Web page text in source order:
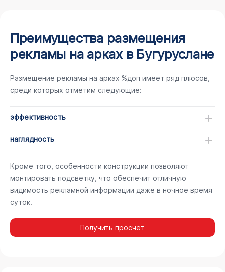
Преимущества размещения
рекламы на арках в Бугуруслане
Размещение рекламы на арках %доп имеет ряд плюсов,
среди которых отметим следующие:
эффективность
наглядность
Кроме того, особенности конструкции позволяют
монтировать подсветку, что обеспечит отличную
видимость рекламной информации даже в ночное время
суток.
Получить просчёт